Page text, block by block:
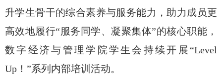
升学生骨干的综合素养与服务能力，助力成员更
高效地履行“服务同学、凝聚集体”的核心职能，
数字经济与管理学院学生会 持续开展 “Level
Up ！ ”系列 内部培训活动。